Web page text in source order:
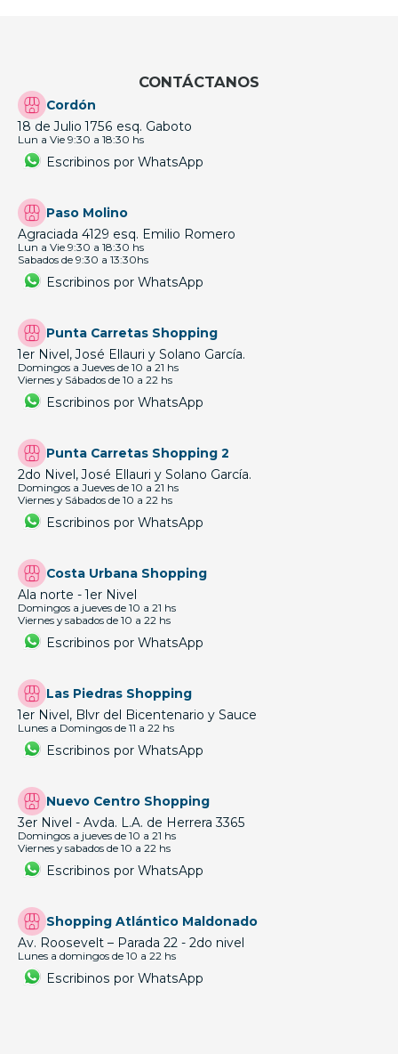
CONTÁCTANOS
Cordón
18 de Julio 1756 esq. Gaboto
Lun a Vie 9:30 a 18:30 hs
Escribinos por WhatsApp
Paso Molino
Agraciada 4129 esq. Emilio Romero
Lun a Vie 9:30 a 18:30 hs
Sabados de 9:30 a 13:30hs
Escribinos por WhatsApp
Punta Carretas Shopping
1er Nivel, José Ellauri y Solano García.
Domingos a Jueves de 10 a 21 hs
Viernes y Sábados de 10 a 22 hs
Escribinos por WhatsApp
Punta Carretas Shopping 2
2do Nivel, José Ellauri y Solano García.
Domingos a Jueves de 10 a 21 hs
Viernes y Sábados de 10 a 22 hs
Escribinos por WhatsApp
Costa Urbana Shopping
Ala norte - 1er Nivel
Domingos a jueves de 10 a 21 hs
Viernes y sabados de 10 a 22 hs
Escribinos por WhatsApp
Las Piedras Shopping
1er Nivel, Blvr del Bicentenario y Sauce
Lunes a Domingos de 11 a 22 hs
Escribinos por WhatsApp
Nuevo Centro Shopping
3er Nivel - Avda. L.A. de Herrera 3365
Domingos a jueves de 10 a 21 hs
Viernes y sabados de 10 a 22 hs
Escribinos por WhatsApp
Shopping Atlántico Maldonado
Av. Roosevelt – Parada 22 - 2do nivel
Lunes a domingos de 10 a 22 hs
Escribinos por WhatsApp